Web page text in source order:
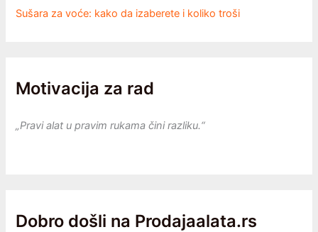
Sušara za voće: kako da izaberete i koliko troši
Motivacija za rad
„Pravi alat u pravim rukama čini razliku.“
Dobro došli na Prodajaalata.rs